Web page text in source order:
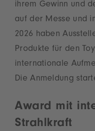
ihrem Gewinn und
auf der Messe und
2026 haben
Produkte für den
internationale
Die Anmeldung
Award mit
Strahlkraft